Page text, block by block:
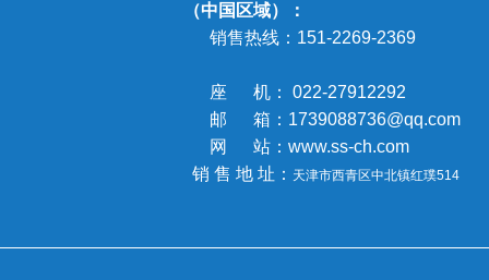
（中国区域）：
销售热线： 151-2269-2369
座 机： 022-27912292
邮 箱：1739088736@qq.com
网 站：www.ss-ch.com
销 售 地 址： 天津市西青区中北镇红璞514